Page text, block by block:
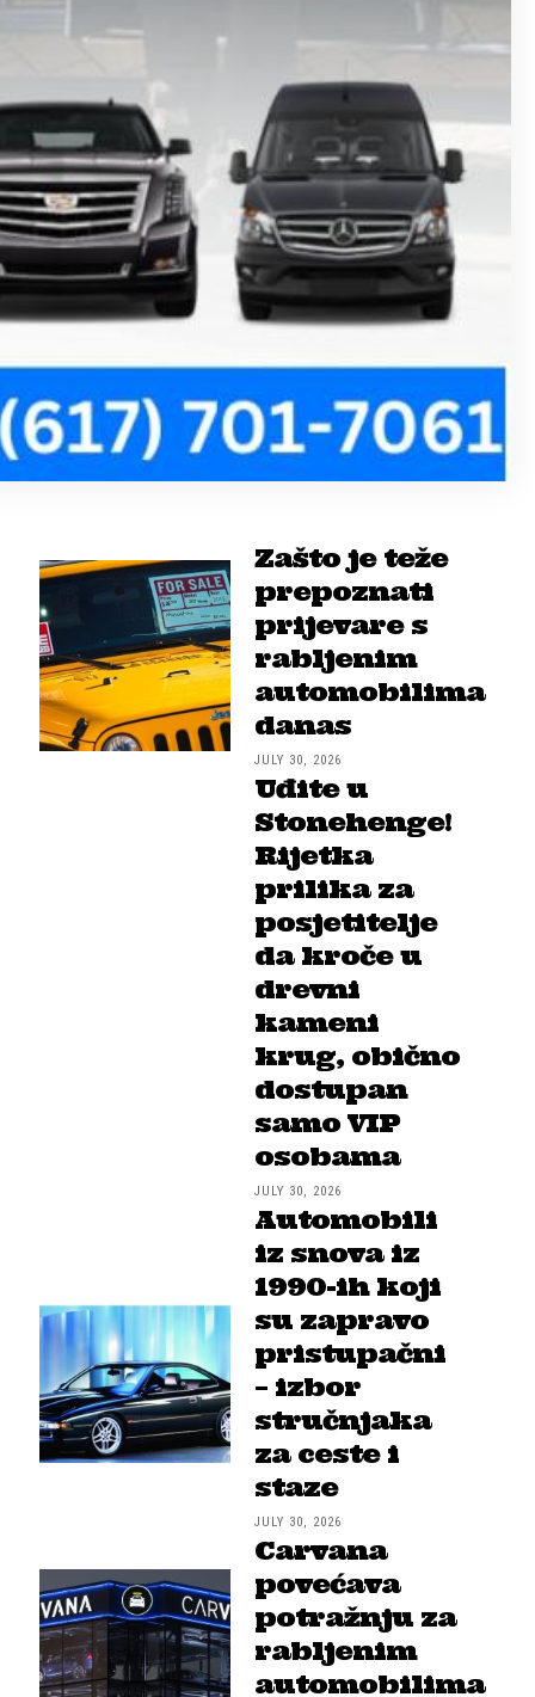
Zašto je teže
prepoznati
prijevare s
rabljenim
automobilima
danas
JULY 30, 2026
Uđite u
Stonehenge!
Rijetka
prilika za
posjetitelje
da kroče u
drevni
kameni
krug, obično
dostupan
samo VIP
osobama
JULY 30, 2026
Automobili
iz snova iz
1990-ih koji
su zapravo
pristupačni
– izbor
stručnjaka
za ceste i
staze
JULY 30, 2026
Carvana
povećava
potražnju za
rabljenim
automobilima